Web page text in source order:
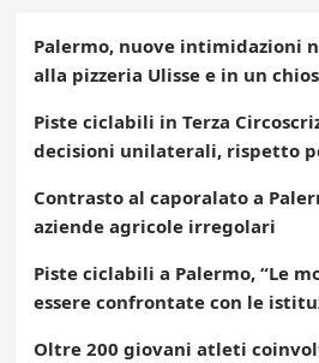
Palermo, nuove intimidazioni
alla pizzeria Ulisse e in un
Piste ciclabili in Terza
decisioni unilaterali, rispetto
Contrasto al caporalato a
aziende agricole irregolari
Piste ciclabili a Palermo, “Le
essere confrontate con le
Oltre 200 giovani atleti